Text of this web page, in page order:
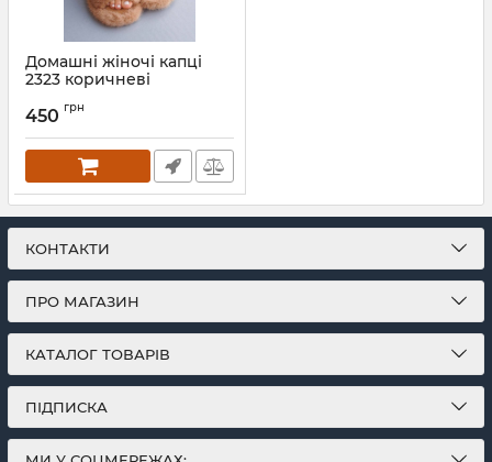
Домашні жіночі капці
2323 коричневі
450 грн
КОНТАКТИ
ПРО МАГАЗИН
КАТАЛОГ ТОВАРІВ
ПІДПИСКА